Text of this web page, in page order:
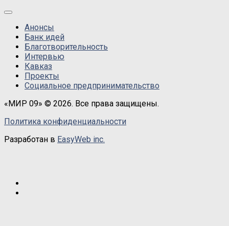
Анонсы
Банк идей
Благотворительность
Интервью
Кавказ
Проекты
Социальное предпринимательство
«МИР 09» © 2026. Все права защищены.
Политика конфиденциальности
Разработан в EasyWeb inc.